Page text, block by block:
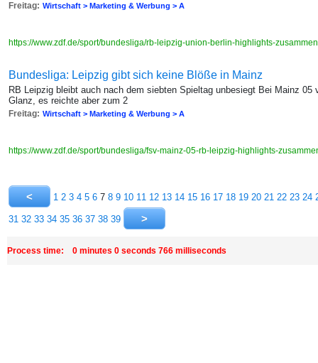
Freitag: Wirtschaft > Marketing & Werbung > A
https://www.zdf.de/sport/bundesliga/rb-leipzig-union-berlin-highlights-
Bundesliga: Leipzig gibt sich keine Blöße in Mainz
RB Leipzig bleibt auch nach dem siebten Spieltag unbesiegt Bei Mainz 05
Glanz, es reichte aber zum 2
Freitag: Wirtschaft > Marketing & Werbung > A
https://www.zdf.de/sport/bundesliga/fsv-mainz-05-rb-leipzig-highlights-
1 2 3 4 5 6 7 8 9 10 11 12 13 14 15 16 17 18 19 20 21 22 23 24
31 32 33 34 35 36 37 38 39
Process time: 0 minutes 0 seconds 766 milliseconds